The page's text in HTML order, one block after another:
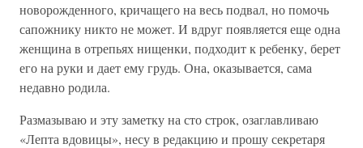
новорожденного, кричащего на весь подвал, но помочь
сапожнику никто не может. И вдруг появляется еще одна
женщина в отрепьях нищенки, подходит к ребенку, берет
его на руки и дает ему грудь. Она, оказывается, сама
недавно родила.
Размазываю и эту заметку на сто строк, озаглавливаю
«Лепта вдовицы», несу в редакцию и прошу секретаря